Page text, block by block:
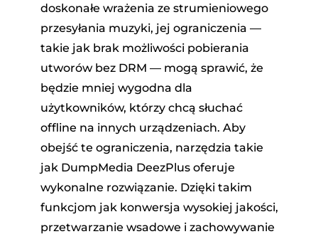
doskonałe wrażenia ze strumieniowego
przesyłania muzyki, jej ograniczenia —
takie jak brak możliwości pobierania
utworów bez DRM — mogą sprawić, że
będzie mniej wygodna dla
użytkowników, którzy chcą słuchać
offline na innych urządzeniach. Aby
obejść te ograniczenia, narzędzia takie
jak DumpMedia DeezPlus oferuje
wykonalne rozwiązanie. Dzięki takim
funkcjom jak konwersja wysokiej jakości,
przetwarzanie wsadowe i zachowywanie